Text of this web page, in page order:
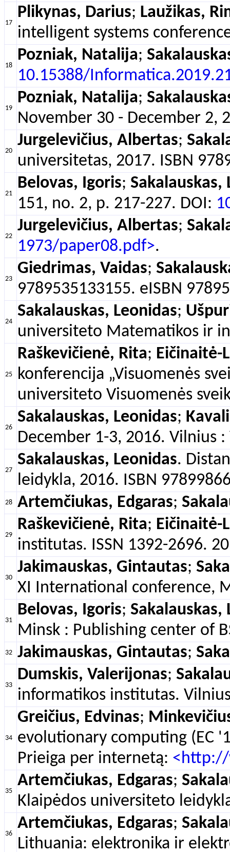
17
Plikynas, Darius; Laužikas,
intelligent systems
18
Pozniak, Natalija;
10.15388/
19
Pozniak, Natalija;
November 30 - December 2,
20
Jurgelevičius, Albertas;
universitetas, 2017. ISBN
21
Belovas, Igoris; Sakalauskas,
151, no. 2, p. 217-227. DOI:
22
Jurgelevičius, Albertas;
1973/paper08.pdf>.
23
Giedrimas, Vaidas;
9789535133155. eISBN
24
Sakalauskas, Leonidas;
universiteto Matematikos ir
25
Raškevičienė, Rita; Eičinaitė-
konferencija „Visuomenės
universiteto Visuomenės
26
Sakalauskas, Leonidas;
December 1-3, 2016. Vilnius
27
Sakalauskas, Leonidas.
leidykla, 2016. ISBN
28 Artemčiukas, Edgaras;
29
Raškevičienė, Rita; Eičinaitė-
institutas. ISSN 1392-2696.
30
Jakimauskas, Gintautas;
XI International conference,
31
Belovas, Igoris; Sakalauskas,
Minsk : Publishing center of
32 Jakimauskas, Gintautas;
33
Dumskis, Valerijonas;
informatikos institutas.
34
Greičius, Edvinas;
evolutionary computing (EC
Prieiga per internetą: <http://
35
Artemčiukas, Edgaras;
Klaipėdos universiteto
36
Artemčiukas, Edgaras;
Lithuania: elektronika ir